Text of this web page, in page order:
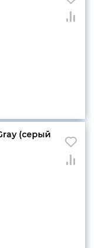
(серый